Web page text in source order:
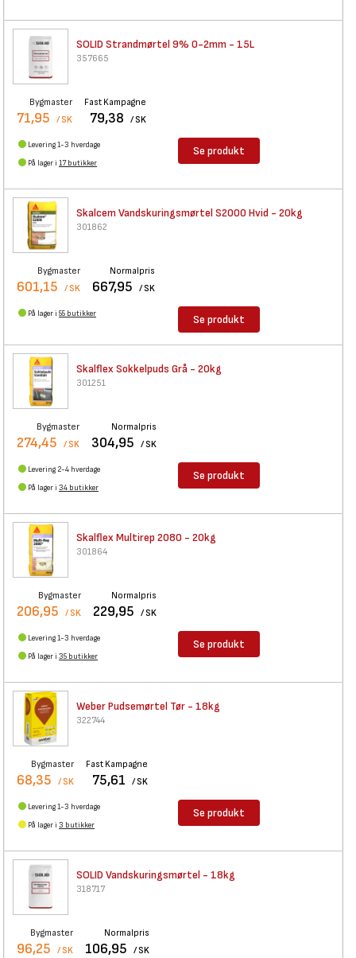
SOLID Strandmørtel 9% 0-2mm - 15L
357665
Bygmaster
71,95 / SK
Fast Kampagne
79,38 / SK
Levering 1-3 hverdage
På lager i 17 butikker
Se produkt
Skalcem Vandskuringsmørtel S2000 Hvid - 20kg
301862
Bygmaster
601,15 / SK
Normalpris
667,95 / SK
På lager i 55 butikker Se produkt
Skalflex Sokkelpuds Grå - 20kg
301251
Bygmaster
274,45 / SK
Normalpris
304,95 / SK
Levering 2-4 hverdage
På lager i 34 butikker
Se produkt
Skalflex Multirep 2080 - 20kg
301864
Bygmaster
206,95 / SK
Normalpris
229,95 / SK
Levering 1-3 hverdage
På lager i 35 butikker
Se produkt
Weber Pudsemørtel Tør - 18kg
322744
Bygmaster
68,35 / SK
Fast Kampagne
75,61 / SK
Levering 1-3 hverdage
På lager i 3 butikker
Se produkt
SOLID Vandskuringsmørtel - 18kg
318717
Bygmaster
96,25 / SK
Normalpris
106,95 / SK